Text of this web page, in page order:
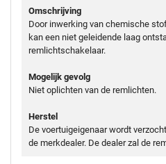
Omschrijving
Door inwerking van chemische
kan een niet geleidende laag
remlichtschakelaar.
Mogelijk gevolg
Niet oplichten van de remlichten.
Herstel
De voertuigeigenaar wordt
de merkdealer. De dealer zal de